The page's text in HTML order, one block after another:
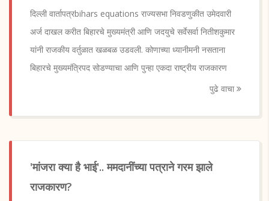
दिल्ली वार्तापत्रbihars equations राज्यसभा निवडणुकीत उमेदवारी
अर्ज दाखल करीत बिहारचे मुख्यमंत्री आणि जदयुचे सर्वेसर्वा नितीशकुमार
यांनी राजकीय वर्तुळात खळबळ उडवली. कोणाच्या ध्यानीमनी नसताना
बिहारचे मुख्यमंत्रिपद सोडण्याचा आणि पुन्हा एकदा राष्ट्रीय राजकारण
पुढे वाचा
'मांजरा क्या है भाई'.. ममदानींच्या पत्राने गरम झाले
राजकारण?